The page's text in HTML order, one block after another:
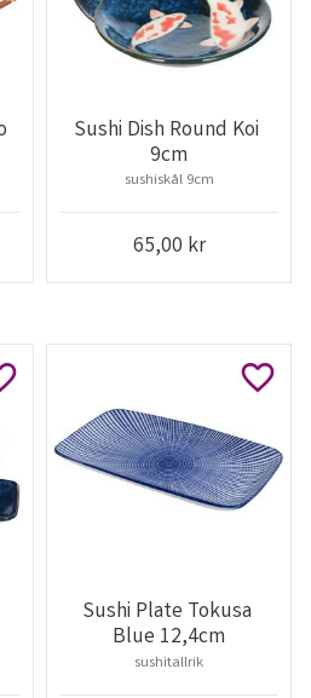
Sushi Dish Round Koi
9cm
sushiskål 9cm
65,00 kr
till i favoriter
Sushi Plate Tokusa
Blue 12,4cm
sushitallrik
Lägg